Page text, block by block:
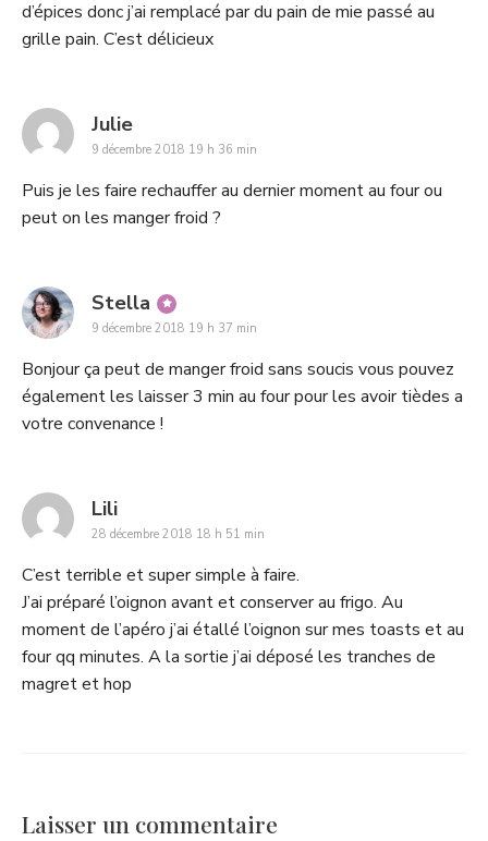
d’épices donc j’ai remplacé par du pain de mie passé au
grille pain. C’est délicieux
Juliesays:
9 décembre 2018 19 h 36 min
Puis je les faire rechauffer au dernier moment au four ou
peut on les manger froid ?
Stella says:
9 décembre 2018 19 h 37 min
Bonjour ça peut de manger froid sans soucis vous pouvez
également les laisser 3 min au four pour les avoir tièdes a
votre convenance !
Lilisays:
28 décembre 2018 18 h 51 min
C’est terrible et super simple à faire.
J’ai préparé l’oignon avant et conserver au frigo. Au
moment de l’apéro j’ai étallé l’oignon sur mes toasts et au
four qq minutes. A la sortie j’ai déposé les tranches de
magret et hop
Laisser un commentaire